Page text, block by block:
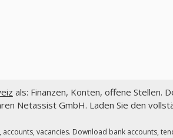
als: Finanzen, Konten, offene Stellen.
Netassist GmbH. Laden Sie den
accounts, vacancies. Download bank accounts,